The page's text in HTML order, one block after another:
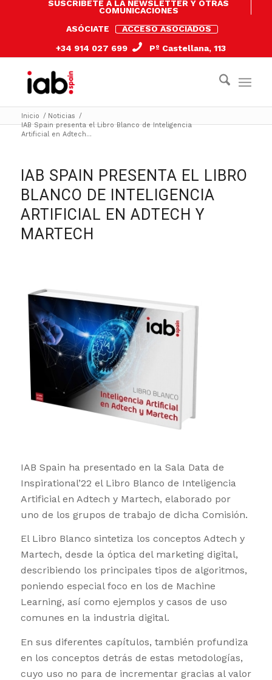
SUSCRÍBETE A LA NEWSLETTER Y OTRAS
COMUNICACIONES
ASÓCIATE
ACCESO ASOCIADOS
+34 914 027 699
Pº Castellana, 113
Inicio / Noticias /
IAB Spain presenta el Libro Blanco de Inteligencia
Artificial en Adtech...
IAB SPAIN PRESENTA EL LIBRO
BLANCO DE INTELIGENCIA
ARTIFICIAL EN ADTECH Y
MARTECH
IAB Spain ha presentado en la Sala Data de
Inspirational’22 el Libro Blanco de Inteligencia
Artificial en Adtech y Martech, elaborado por
uno de los grupos de trabajo de dicha Comisión.
El Libro Blanco sintetiza los conceptos Adtech y
Martech, desde la óptica del marketing digital,
describiendo los principales tipos de algoritmos,
poniendo especial foco en los de Machine
Learning, así como ejemplos y casos de uso
comunes en la industria digital.
En sus diferentes capítulos, también profundiza
en los conceptos detrás de estas metodologías,
cuyo uso no para de incrementar gracias al valor